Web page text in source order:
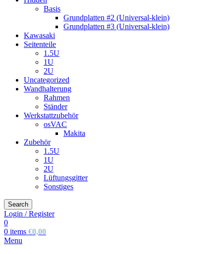
Basis
Grundplatten #2 (Universal-klein)
Grundplatten #3 (Universal-klein)
Kawasaki
Seitenteile
1.5U
1U
2U
Uncategorized
Wandhalterung
Rahmen
Ständer
Werkstattzubehör
osVAC
Makita
Zubehör
1.5U
1U
2U
Lüftungsgitter
Sonstiges
Search
Login / Register
0
0 items €0,00
Menu